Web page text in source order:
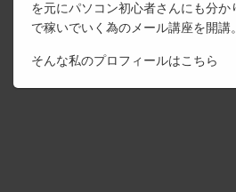
を元にパソコン初心者さんにも分か
で稼いでいく為のメール講座を開講。
そんな私のプロフィールはこちら